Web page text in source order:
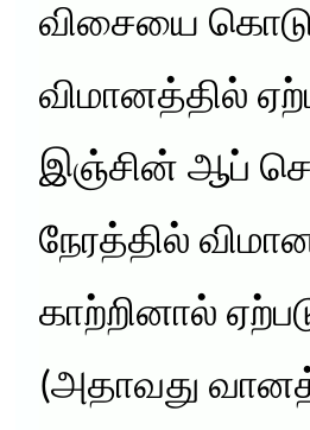
விசையை
விமானத்தில்
இஞ்சின் ஆப்
நேரத்தில்
காற்றினால்
(அதாவது